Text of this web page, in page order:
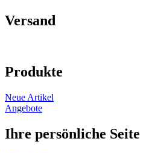
Versand
Produkte
Neue Artikel
Angebote
Ihre persönliche Seite